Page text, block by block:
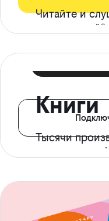
Читайте и
ограничений*
Книги
Тысячи
с доступом